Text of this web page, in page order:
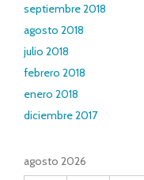
septiembre 2018
agosto 2018
julio 2018
febrero 2018
enero 2018
diciembre 2017
agosto 2026